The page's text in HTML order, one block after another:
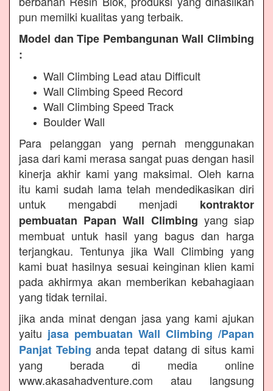
pun memilki kualitas yang terbaik.
Model dan Tipe Pembangunan Wall Climbing
:
Wall Climbing Lead atau Difficult
Wall Climbing Speed Record
Wall Climbing Speed Track
Boulder Wall
Para pelanggan yang pernah menggunakan
jasa dari kami merasa sangat puas dengan hasil
kinerja akhir kami yang maksimal. Oleh karna
itu kami sudah lama telah mendedikasikan diri
untuk mengabdi menjadi kontraktor
pembuatan Papan Wall Climbing yang siap
membuat untuk hasil yang bagus dan harga
terjangkau. Tentunya jika Wall Climbing yang
kami buat hasilnya sesuai keinginan klien kami
pada akhirmya akan memberikan kebahagiaan
yang tidak ternilai.
jika anda minat dengan jasa yang kami ajukan
yaitu jasa pembuatan Wall Climbing /Papan
Panjat Tebing anda tepat datang di situs kami
yang berada di media online
www.akasahadventure.com atau langsung